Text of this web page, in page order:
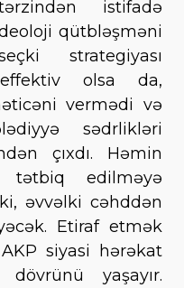
istifadə
qütbləşməni
strategiyası
olsa da,
vermədi və
sədrlikləri
çıxdı. Həmin
tətbiq edilməyə
əvvəlki cəhddən
Etiraf etmək
siyasi hərəkat
yaşayır.